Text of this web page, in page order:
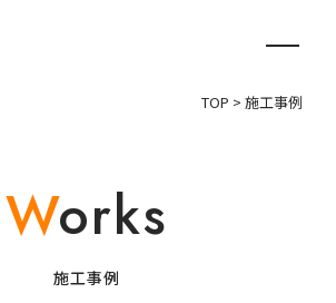
TOP >施工事例
施工事例